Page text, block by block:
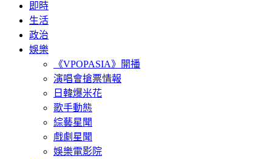
即時
生活
政治
娛樂
《VPOPASIA》開播
演唱會搶票情報
日韓爆米花
歌手動態
綜藝星聞
戲劇星聞
娛樂電影院